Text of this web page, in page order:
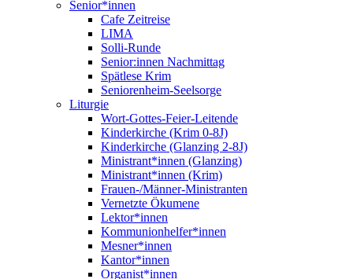
Senior*innen
Cafe Zeitreise
LIMA
Solli-Runde
Senior:innen Nachmittag
Spätlese Krim
Seniorenheim-Seelsorge
Liturgie
Wort-Gottes-Feier-Leitende
Kinderkirche (Krim 0-8J)
Kinderkirche (Glanzing 2-8J)
Ministrant*innen (Glanzing)
Ministrant*innen (Krim)
Frauen-/Männer-Ministranten
Vernetzte Ökumene
Lektor*innen
Kommunionhelfer*innen
Mesner*innen
Kantor*innen
Organist*innen